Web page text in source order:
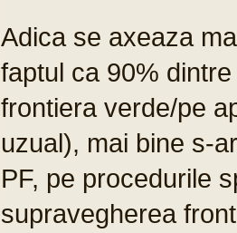
Adica se axeaza
faptul ca 90%
frontiera verde/pe
uzual), mai bine s-
PF, pe procedurile
supravegherea